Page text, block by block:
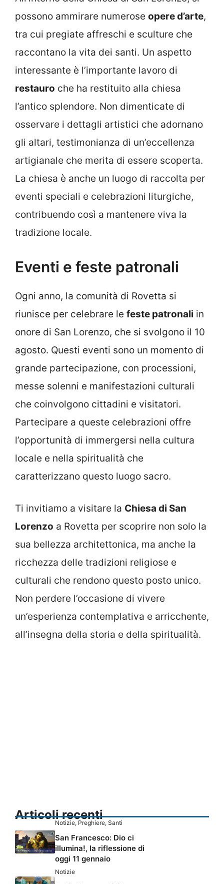
possono ammirare numerose opere d’arte,
tra cui pregiate affreschi e sculture che
raccontano la vita dei santi. Un aspetto
interessante è l’importante lavoro di
restauro che ha restituito alla chiesa
l’antico splendore. Non dimenticate di
osservare i dettagli artistici che adornano
gli altari, testimonianza di un’eccellenza
artigianale che merita di essere scoperta.
La chiesa è anche un luogo di raccolta per
eventi speciali e celebrazioni liturgiche,
contribuendo così a mantenere viva la
tradizione locale.
Eventi e feste patronali
Ogni anno, la comunità di Rovetta si
riunisce per celebrare le feste patronali in
onore di San Lorenzo, che si svolgono il 10
agosto. Questi eventi sono un momento di
grande partecipazione, con processioni,
messe solenni e manifestazioni culturali
che coinvolgono cittadini e visitatori.
Partecipare a queste celebrazioni offre
l’opportunità di immergersi nella cultura
locale e nella spiritualità che
caratterizzano questo luogo sacro.
Ti invitiamo a visitare la Chiesa di San
Lorenzo a Rovetta per scoprire non solo la
sua bellezza architettonica, ma anche la
ricchezza delle tradizioni religiose e
culturali che rendono questo posto unico.
Non perdere l’occasione di vivere
un’esperienza contemplativa e arricchente,
all’insegna della storia e della spiritualità.
Articoli recenti
Notizie, Preghiere, Santi
San Francesco: Dio ci
illumina!, la riflessione di
oggi 11 gennaio
Notizie